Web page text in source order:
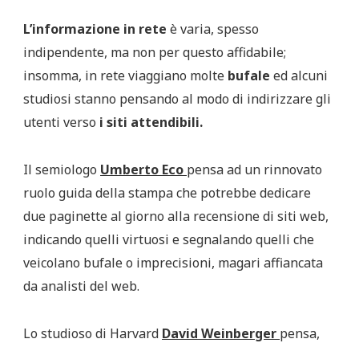
L’informazione in rete è varia, spesso
indipendente, ma non per questo affidabile;
insomma, in rete viaggiano molte bufale ed alcuni
studiosi stanno pensando al modo di indirizzare gli
utenti verso i siti attendibili.
Il semiologo Umberto Eco pensa ad un rinnovato
ruolo guida della stampa che potrebbe dedicare
due paginette al giorno alla recensione di siti web,
indicando quelli virtuosi e segnalando quelli che
veicolano bufale o imprecisioni, magari affiancata
da analisti del web.
Lo studioso di Harvard David Weinberger pensa,